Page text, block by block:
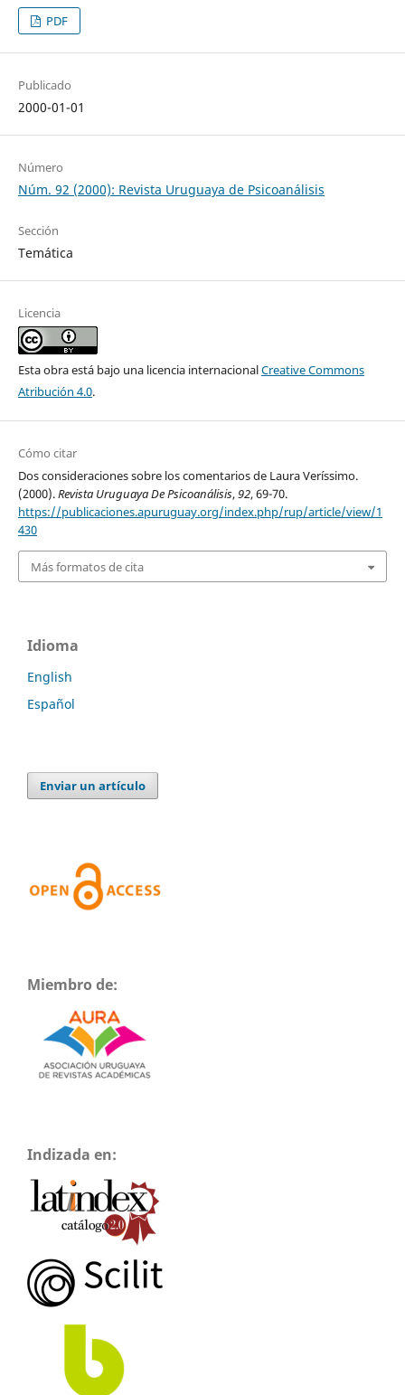
PDF
Publicado
2000-01-01
Número
Núm. 92 (2000): Revista Uruguaya de Psicoanálisis
Sección
Temática
Licencia
Esta obra está bajo una licencia internacionalCreative Commons
Atribución 4.0.
Cómo citar
Dos consideraciones sobre los comentarios de Laura Veríssimo.
(2000).Revista Uruguaya De Psicoanálisis,92, 69-70.
https://publicaciones.apuruguay.org/index.php/rup/article/view/1
430
Más formatos de cita
Idioma
English
Español
Enviar un artículo
Miembro de:
Indizada en: